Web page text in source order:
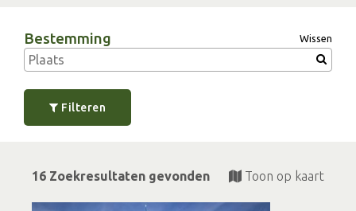
Bestemming Wissen
Filteren
16 Zoekresultaten gevonden Toon op kaart